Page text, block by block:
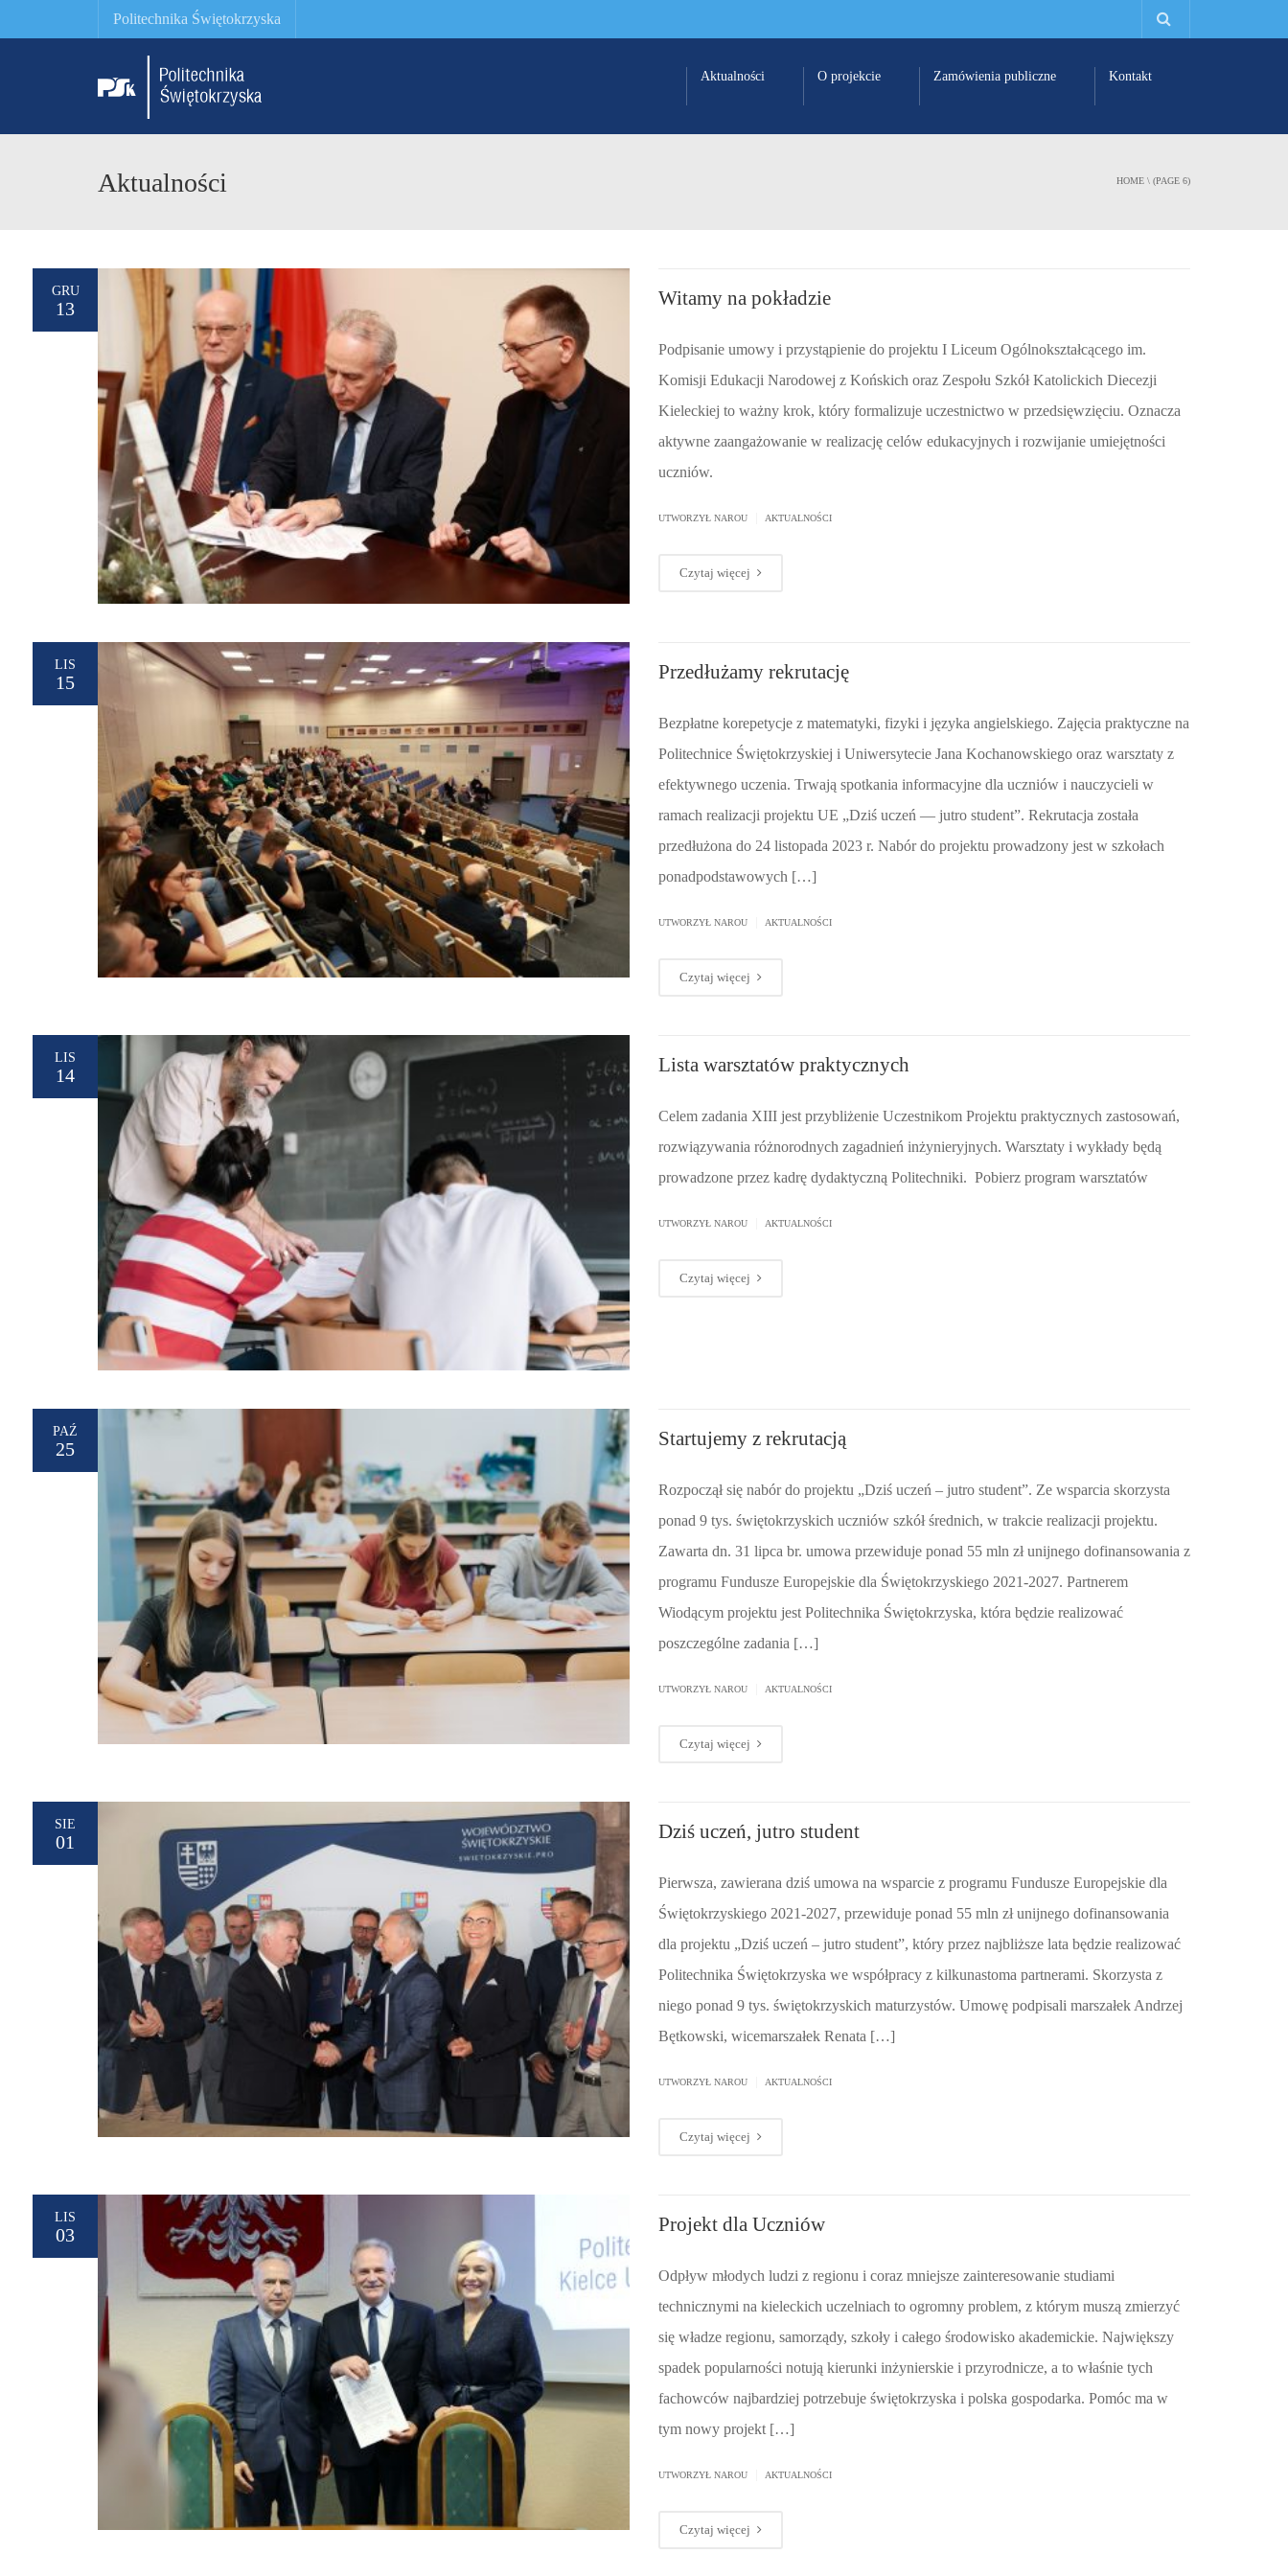
Politechnika Świętokrzyska
Aktualności O projekcie Zamówienia publiczne Kontakt
Aktualności HOME \ (PAGE 6)
GRU
13 Witamy na pokładzie
Podpisanie umowy i przystąpienie do projektu I Liceum Ogólnokształcącego im.
Komisji Edukacji Narodowej z Końskich oraz Zespołu Szkół Katolickich Diecezji
Kieleckiej to ważny krok, który formalizuje uczestnictwo w przedsięwzięciu. Oznacza
aktywne zaangażowanie w realizację celów edukacyjnych i rozwijanie umiejętności
uczniów.
UTWORZYŁ NAROU AKTUALNOŚCI
Czytaj więcej
LIS
15 Przedłużamy rekrutację
Bezpłatne korepetycje z matematyki, fizyki i języka angielskiego. Zajęcia praktyczne na
Politechnice Świętokrzyskiej i Uniwersytecie Jana Kochanowskiego oraz warsztaty z
efektywnego uczenia. Trwają spotkania informacyjne dla uczniów i nauczycieli w
ramach realizacji projektu UE „Dziś uczeń — jutro student”. Rekrutacja została
przedłużona do 24 listopada 2023 r. Nabór do projektu prowadzony jest w szkołach
ponadpodstawowych […]
UTWORZYŁ NAROU AKTUALNOŚCI
Czytaj więcej
LIS
14 Lista warsztatów praktycznych
Celem zadania XIII jest przybliżenie Uczestnikom Projektu praktycznych zastosowań,
rozwiązywania różnorodnych zagadnień inżynieryjnych. Warsztaty i wykłady będą
prowadzone przez kadrę dydaktyczną Politechniki. Pobierz program warsztatów
UTWORZYŁ NAROU AKTUALNOŚCI
Czytaj więcej
PAŹ
25 Startujemy z rekrutacją
Rozpoczął się nabór do projektu „Dziś uczeń – jutro student”. Ze wsparcia skorzysta
ponad 9 tys. świętokrzyskich uczniów szkół średnich, w trakcie realizacji projektu.
Zawarta dn. 31 lipca br. umowa przewiduje ponad 55 mln zł unijnego dofinansowania z
programu Fundusze Europejskie dla Świętokrzyskiego 2021-2027. Partnerem
Wiodącym projektu jest Politechnika Świętokrzyska, która będzie realizować
poszczególne zadania […]
UTWORZYŁ NAROU AKTUALNOŚCI
Czytaj więcej
SIE
01 Dziś uczeń, jutro student
Pierwsza, zawierana dziś umowa na wsparcie z programu Fundusze Europejskie dla
Świętokrzyskiego 2021-2027, przewiduje ponad 55 mln zł unijnego dofinansowania
dla projektu „Dziś uczeń – jutro student”, który przez najbliższe lata będzie realizować
Politechnika Świętokrzyska we współpracy z kilkunastoma partnerami. Skorzysta z
niego ponad 9 tys. świętokrzyskich maturzystów. Umowę podpisali marszałek Andrzej
Bętkowski, wicemarszałek Renata […]
UTWORZYŁ NAROU AKTUALNOŚCI
Czytaj więcej
LIS
03 Projekt dla Uczniów
Odpływ młodych ludzi z regionu i coraz mniejsze zainteresowanie studiami
technicznymi na kieleckich uczelniach to ogromny problem, z którym muszą zmierzyć
się władze regionu, samorządy, szkoły i całego środowisko akademickie. Największy
spadek popularności notują kierunki inżynierskie i przyrodnicze, a to właśnie tych
fachowców najbardziej potrzebuje świętokrzyska i polska gospodarka. Pomóc ma w
tym nowy projekt […]
UTWORZYŁ NAROU AKTUALNOŚCI
Czytaj więcej